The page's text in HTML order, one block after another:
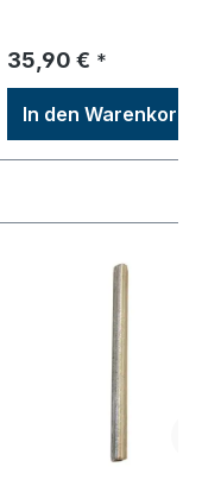
Regulärer Preis:
35,90 € *
In den Warenkorb